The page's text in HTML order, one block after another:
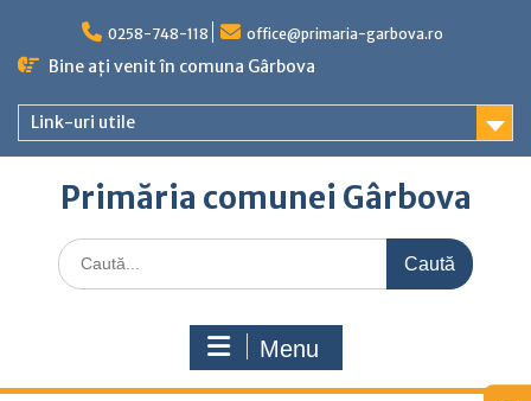
content
0258-748-118 office@primaria-garbova.ro
Bine ați venit în comuna Gârbova
Link-uri utile
Primăria comunei Gârbova
Caută
for:
Menu